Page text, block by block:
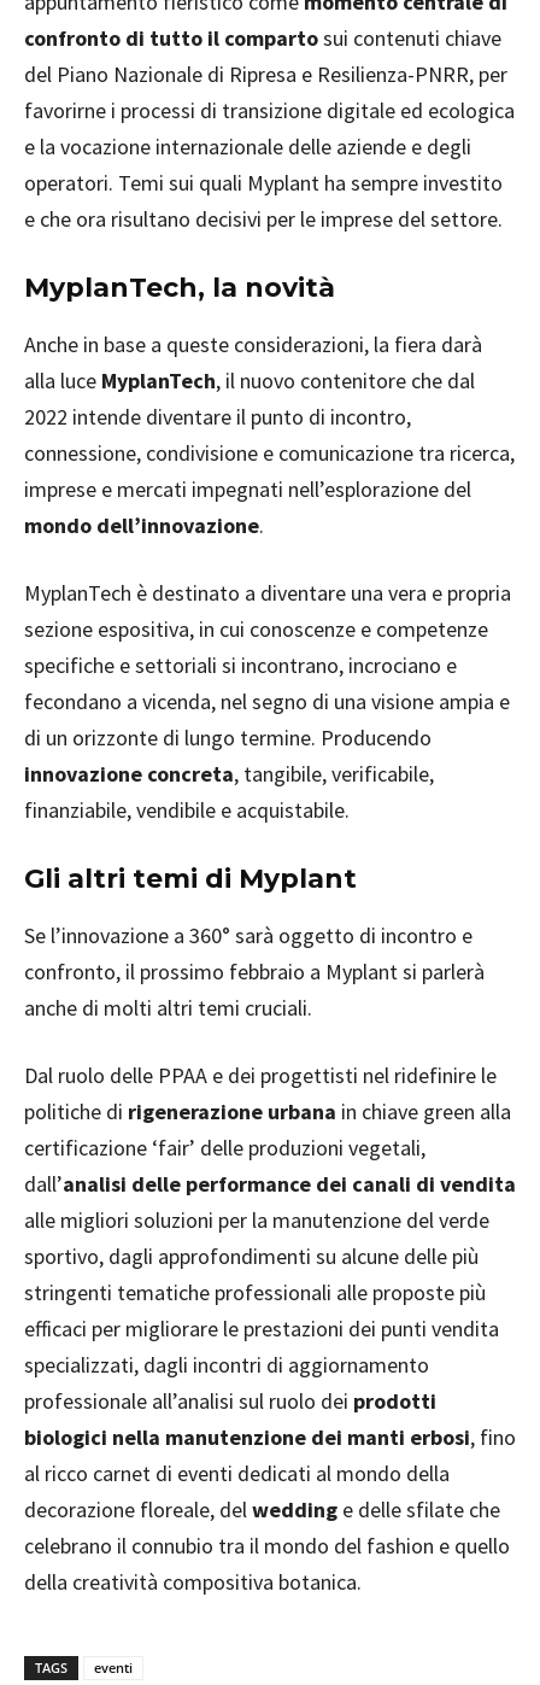
confronto di tutto il compartosui contenuti chiave
del Piano Nazionale di Ripresa e Resilienza-PNRR, per
favorirne i processi di transizione digitale ed ecologica
e la vocazione internazionale delle aziende e degli
operatori. Temi sui quali Myplant ha sempre investito
e che ora risultano decisivi per le imprese del settore.
MyplanTech, la novità
Anche in base a queste considerazioni, la fiera darà
alla luce MyplanTech, il nuovo contenitore che dal
2022 intende diventare il punto di incontro,
connessione, condivisione e comunicazione tra ricerca,
imprese e mercati impegnati nell’esplorazione del
mondo dell’innovazione.
MyplanTech è destinato a diventare una vera e propria
sezione espositiva, in cui conoscenze e competenze
specifiche e settoriali si incontrano, incrociano e
fecondano a vicenda, nel segno di una visione ampia e
di un orizzonte di lungo termine. Producendo
innovazione concreta, tangibile, verificabile,
finanziabile, vendibile e acquistabile.
Gli altri temi di Myplant
Se l’innovazione a 360° sarà oggetto di incontro e
confronto, il prossimo febbraio a Myplant si parlerà
anche di molti altri temi cruciali.
Dal ruolo delle PPAA e dei progettisti nel ridefinire le
politiche di rigenerazione urbana in chiave green alla
certificazione ‘fair’ delle produzioni vegetali,
dall’analisi delle performance dei canali di vendita
alle migliori soluzioni per la manutenzione del verde
sportivo, dagli approfondimenti su alcune delle più
stringenti tematiche professionali alle proposte più
efficaci per migliorare le prestazioni dei punti vendita
specializzati, dagli incontri di aggiornamento
professionale all’analisi sul ruolo dei prodotti
biologici nella manutenzione dei manti erbosi, fino
al ricco carnet di eventi dedicati al mondo della
decorazione floreale, delwedding e delle sfilate che
celebrano il connubio tra il mondo del fashion e quello
della creatività compositiva botanica.
TAGS eventi